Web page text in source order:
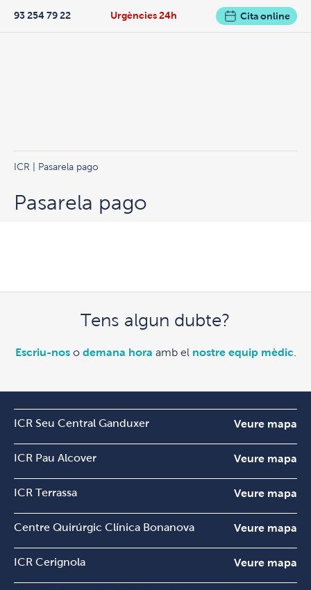
Urgències 24h
93 254 79 22 Cita online
ICR | Pasarela pago
Pasarela pago
Tens algun dubte?
Escriu-noso demana hora amb el nostre equip mèdic.
ICR Seu Central Ganduxer Veure mapa
ICR Pau Alcover Veure mapa
ICR Terrassa Veure mapa
Centre Quirúrgic Clínica Bonanova Veure mapa
ICR Cerignola Veure mapa